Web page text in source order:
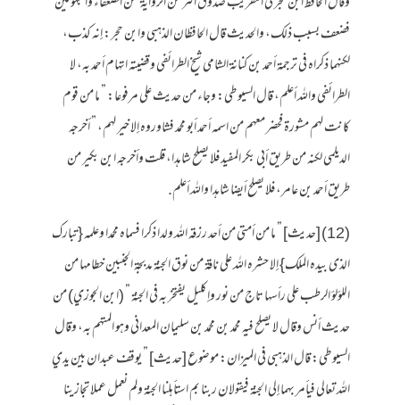
فضعف بسبب ذلك، والحديث قال الحافظان الذهبي وابن حجر: إنه كذب،
لكنهما ذكراه في ترجمة أحمد بن كنانة الشامي شيخ الطرائفي وقضيته اتهام أحمد به، لا
الطرائفي والله أعلم، قال السيوطي: وجاء من حديث علي مرفوعا: ” ما من قوم
كانت لهم مشورة فحضر معهم من اسمه أحمد أبو محمد فشاوروه إلا خير لهم، ” أخرجه
الديلمي لكنه من طريق أبي بكر المفيد فلا يصلح شاهدا، قلت وأخرجه ابن بكير من
طريق أحمد بن عامر، فلا يصلح أيضا شاهدا والله أعلم.
(12) [حديث] ” ما من أمتي من أحد رزقه الله ولدا ذكرا فسماه محمدا وعلمه {تبارك
الذى بيده الملك} إلا حشره الله على ناقة من نوق الجنة مدبجة الجنبين خطامها من
اللؤلؤ الرطب على رأسها تاج من نور وإكليل يفتخر به في الجنة ” (ابن الجوزي) من
حديث أنس وقال لا يصلح فيه محمد بن محمد بن سليمان المعداني وهو المتهم به، وقال
السيوطي: قال الذهبي في الميزان: موضوع [حديث] ” يوقف عبدان بين يدي
الله تعالى فيأمر بهما إلى الجنة فيقولان ربنا بم استأهلنا الجنة ولم نعمل عملا تجازينا